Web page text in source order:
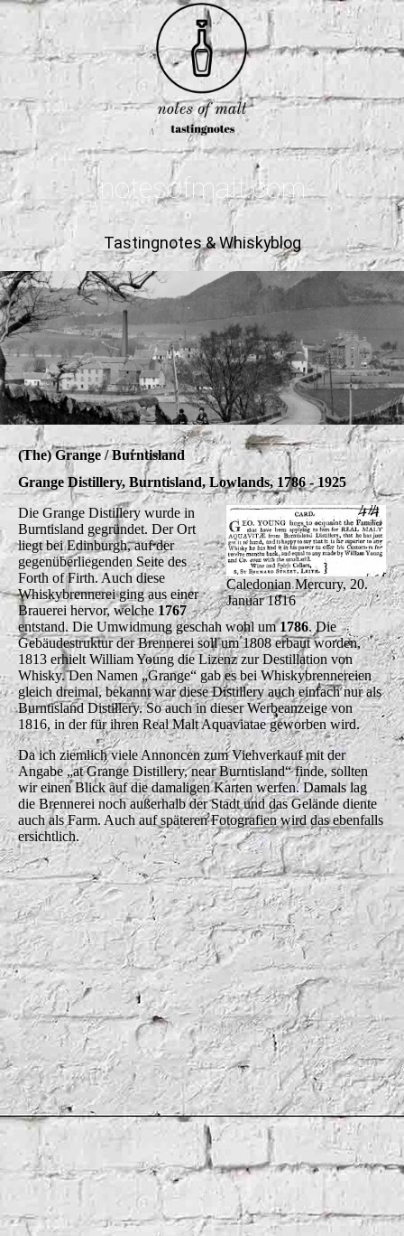
notesofmalt.com
Tastingnotes & Whiskyblog
(The) Grange / Burntisland
Grange Distillery, Burntisland, Lowlands, 1786 - 1925
Caledonian Mercury, 20.
Januar 1816
Die Grange Distillery wurde in
Burntisland gegründet. Der Ort
liegt bei Edinburgh, auf der
gegenüberliegenden Seite des
Forth of Firth. Auch diese
Whiskybrennerei ging aus einer
Brauerei hervor, welche1767
entstand. Die Umwidmung geschah wohl um1786. Die
Gebäudestruktur der Brennerei soll um 1808 erbaut worden,
1813 erhielt William Young die Lizenz zur Destillation von
Whisky. Den Namen „Grange“ gab es bei Whiskybrennereien
gleich dreimal, bekannt war diese Distillery auch einfach nur als
Burntisland Distillery. So auch in dieser Werbeanzeige von
1816, in der für ihren Real Malt Aquaviatae geworben wird.
Da ich ziemlich viele Annoncen zum Viehverkauf mit der
Angabe „at Grange Distillery, near Burntisland“ finde, sollten
wir einen Blick auf die damaligen Karten werfen. Damals lag
die Brennerei noch außerhalb der Stadt und das Gelände diente
auch als Farm. Auch auf späteren Fotografien wird das ebenfalls
ersichtlich.